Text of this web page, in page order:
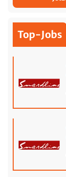
Top-Jobs